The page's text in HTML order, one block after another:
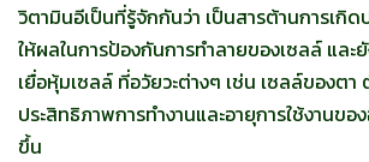
วิตามินอีเป็นที่รู้จักกันว่า เป็นสารต้านการเกิ
ให้ผลในการป้องกันการทำลายของเซลล์ และ
เยื่อหุ้มเซลล์ ที่อวัยวะต่างๆ เช่น เซลล์ของตา
ประสิทธิภาพการทำงานและอายุการใช้งานขอ
ขึ้น